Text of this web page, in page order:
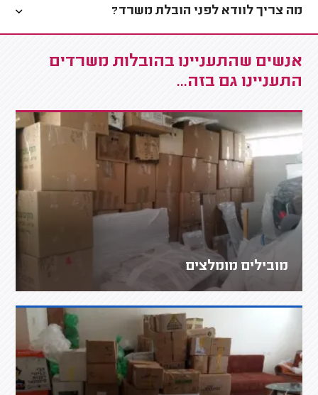
מה צריך לוודא לפני הובלת משרד?
אנשים שהתעניינו בהובלות משרדים
התעניינו גם בזה...
מובילים מומלצים